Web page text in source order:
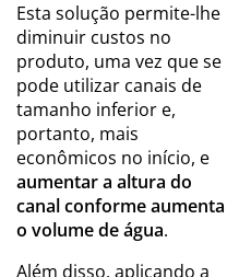
Esta solução permite-lhe
diminuir custos no
produto, uma vez que se
pode utilizar canais de
tamanho inferior e,
portanto, mais
econômicos no início, e
aumentar a altura do
canal conforme aumenta
o volume de água.
Além disso, aplicando a